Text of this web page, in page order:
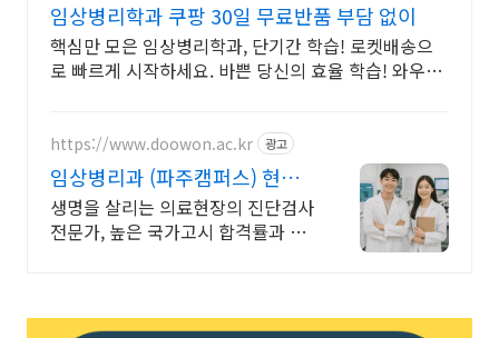
임상병리학과 쿠팡 30일 무료반품 부담 없이
핵심만 모은 임상병리학과, 단기간 학습! 로켓배송으
로 빠르게 시작하세요. 바쁜 당신의 효율 학습! 와우회
https://www.doowon.ac.kr 광고
임상병리과 (파주캠퍼스) 현장
밀착형 실습 교육
생명을 살리는 의료현장의 진단검사
전문가, 높은 국가고시 합격률과 맞